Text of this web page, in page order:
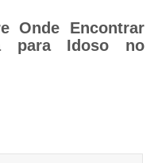
Onde Encontrar
para Idoso no